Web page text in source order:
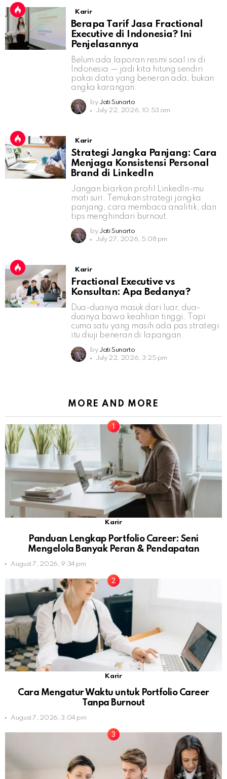
Karir
Berapa Tarif Jasa Fractional
Executive di Indonesia? Ini
Penjelasannya
Belum ada laporan resmi soal ini di
Indonesia — jadi kita hitung sendiri
pakai data yang beneran ada, bukan
angka karangan.
by Jati Sunarto
July 22, 2026, 10:53 am
Karir
Strategi Jangka Panjang: Cara
Menjaga Konsistensi Personal
Brand di LinkedIn
Jangan biarkan profil LinkedIn-mu
mati suri. Temukan strategi jangka
panjang, cara membaca analitik, dan
tips menghindari burnout.
by Jati Sunarto
July 27, 2026, 5:08 pm
Karir
Fractional Executive vs
Konsultan: Apa Bedanya?
Dua-duanya masuk dari luar, dua-
duanya bawa keahlian tinggi. Tapi
cuma satu yang masih ada pas strategi
itu diuji beneran di lapangan.
by Jati Sunarto
July 22, 2026, 3:25 pm
MORE AND MORE
Karir
Panduan Lengkap Portfolio Career: Seni
Mengelola Banyak Peran & Pendapatan
August 7, 2026, 9:34 pm
Karir
Cara Mengatur Waktu untuk Portfolio Career
Tanpa Burnout
August 7, 2026, 3:04 pm